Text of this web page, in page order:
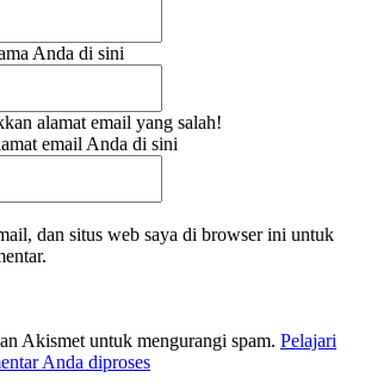
Anda di sini
alamat email yang salah!
email Anda di sini
dan situs web saya di browser ini untuk
Akismet untuk mengurangi spam. Pelajari
Anda diproses